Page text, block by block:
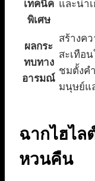
เทคนิค
พิเศษ
และน่า
ผลกระ
ทบทาง
อารมณ์
สร้างค
สะเทือ
ชมตั้งค
มนุษย์แ
ฉากไฮไล
หวนคืน